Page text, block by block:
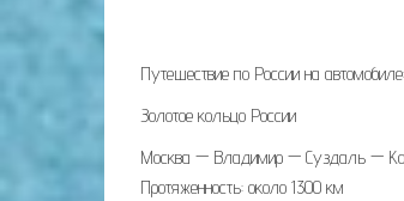
Путешествие по России на
Золотое кольцо России
Москва — Владимир — Суздаль —
Протяженность: около 1300 км